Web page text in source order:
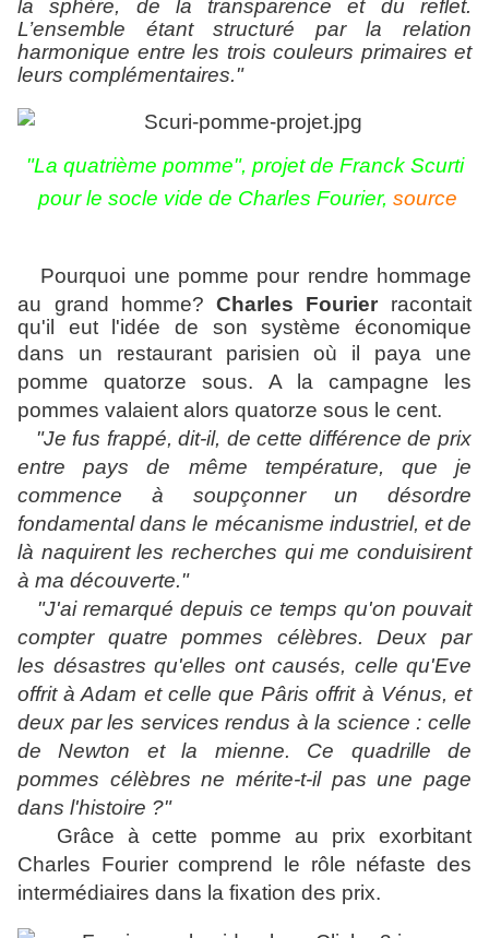
la sphère, de la transparence et du reflet.
L’ensemble étant structuré par la relation
harmonique entre les trois couleurs primaires et
leurs complémentaires."
"La quatrième pomme", projet de Franck Scurti
pour le socle vide de Charles Fourier, source
Pourquoi une pomme pour rendre hommage
au grand homme? Charles Fourier racontait
qu'il eut l'idée de son système économique
dans un restaurant parisien où il paya une
pomme quatorze sous. A la campagne les
pommes valaient alors quatorze sous le cent.
"Je fus frappé, dit-il, de cette différence de prix
entre pays de même température, que je
commence à soupçonner un désordre
fondamental dans le mécanisme industriel, et de
là naquirent les recherches qui me conduisirent
à ma découverte."
"J'ai remarqué depuis ce temps qu'on pouvait
compter quatre pommes célèbres. Deux par
les désastres qu'elles ont causés, celle qu'Eve
offrit à Adam et celle que Pâris offrit à Vénus, et
deux par les services rendus à la science : celle
de Newton et la mienne. Ce quadrille de
pommes célèbres ne mérite-t-il pas une page
dans l'histoire ?"
Grâce à cette pomme au prix exorbitant
Charles Fourier comprend le rôle néfaste des
intermédiaires dans la fixation des prix.